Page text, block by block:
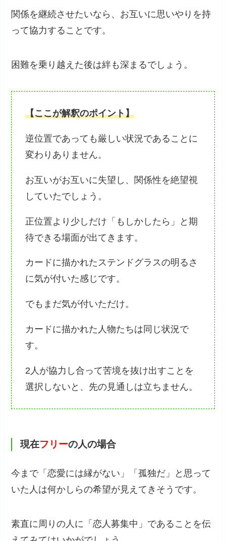
関係を継続させたいなら、お互いに思いやりを持
って協力することです。
困難を乗り越えた後は絆も深まるでしょう。
【ここが解釈のポイント】
逆位置であっても厳しい状況であることに
変わりありません。
お互いがお互いに失望し、関係性を絶望視
していたでしょう。
正位置より少しだけ「もしかしたら」と期
待できる場面が出てきます。
カードに描かれたステンドグラスの明るさ
に気が付いた感じです。
でもまだ気が付いただけ。
カードに描かれた人物たちは同じ状況で
す。
2人が協力し合って苦境を抜け出すことを
選択しないと、先の見通しは立ちません。
現在フリーの人の場合
今まで「恋愛には縁がない」「孤独だ」と思って
いた人は何かしらの希望が見えてきそうです。
素直に周りの人に「恋人募集中」であることを伝